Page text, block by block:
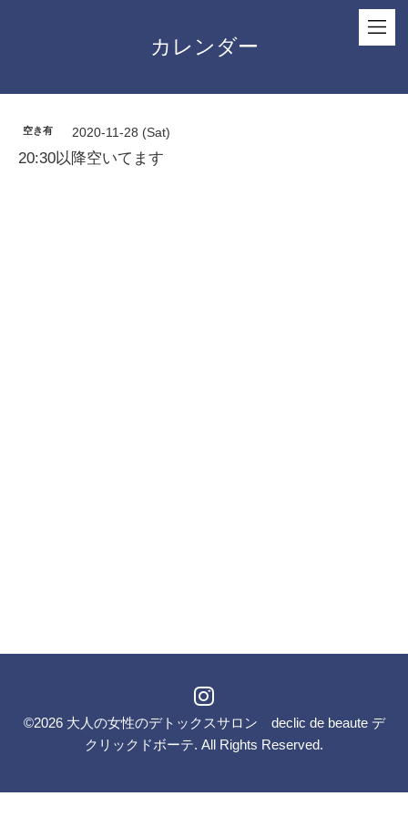
カレンダー
空き有 2020-11-28 (Sat)
20:30以降空いてます
©2026 大人の女性のデトックスサロン declic de beaute デ
クリックドボーテ. All Rights Reserved.